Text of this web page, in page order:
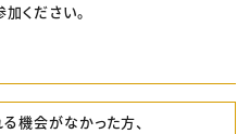
ください。
機会がなかった方、